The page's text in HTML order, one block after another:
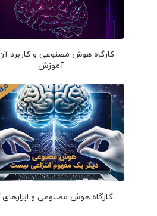
کارگاه هوش مصنوعی و کاربرد
آموزش
کارگاه هوش مصنوعی و